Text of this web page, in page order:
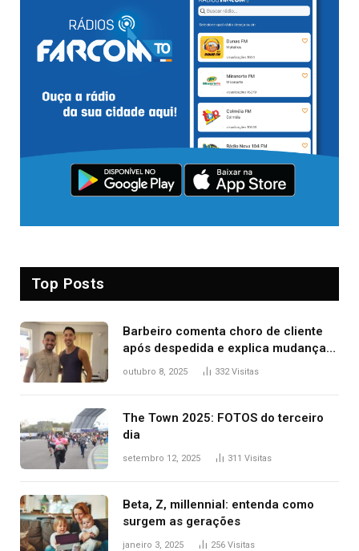
Top Posts
Barbeiro comenta choro de cliente
após despedida e explica mudança
para o TO: ‘Não esperava atingir
outubro 8, 2025 332Visitas
The Town 2025: FOTOS do terceiro
dia
setembro 12, 2025 311 Visitas
Beta, Z, millennial: entenda como
surgem as gerações
janeiro 3, 2025 256 Visitas